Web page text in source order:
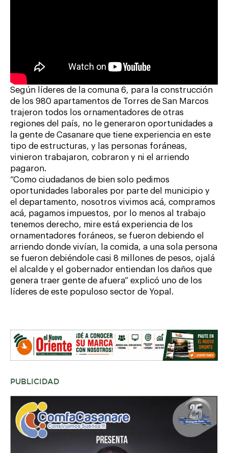
Según líderes de la comuna 6, para la construcción
de los 980 apartamentos de Torres de San Marcos
trajeron todos los ornamentadores de otras
regiones del país, no le generaron oportunidades a
la gente de Casanare que tiene experiencia en este
tipo de estructuras, y las personas foráneas,
vinieron trabajaron, cobraron y ni el arriendo
pagaron.
“Como ciudadanos de bien solo pedimos
oportunidades laborales por parte del municipio y
el departamento, nosotros vivimos acá, compramos
acá, pagamos impuestos, por lo menos al trabajo
tenemos derecho, mire está experiencia de los
ornamentadores foráneos, se fueron debiendo el
arriendo donde vivían, la comida, a una sola persona
se fueron debiéndole casi 8 millones de pesos, ojalá
el alcalde y el gobernador entiendan los daños que
genera traer gente de afuera” explicó uno de los
líderes de este populoso sector de Yopal.
PUBLICIDAD